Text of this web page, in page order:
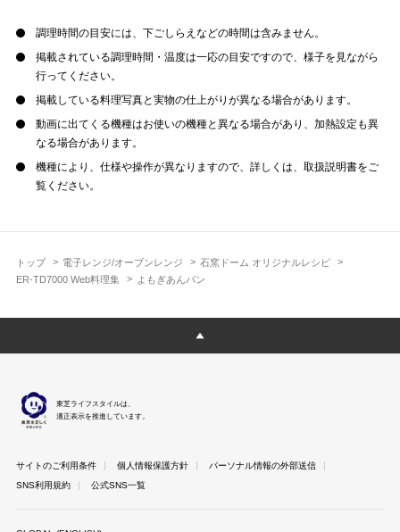
トップ 電子レンジ/オーブンレンジ
石窯ドーム オリジナルレシピ
ER-TD7000 Web料理集
よもぎあんパン
調理時間の目安には、下ごしらえなどの時間は含みません。
掲載されている調理時間・温度は一応の目安ですので、様子を見ながら
行ってください。
掲載している料理写真と実物の仕上がりが異なる場合があります。
動画に出てくる機種はお使いの機種と異なる場合があり、加熱設定も異
なる場合があります。
機種により、仕様や操作が異なりますので、詳しくは、取扱説明書をご
覧ください。
東芝ライフスタイルは、
適正表示を推進しています。
サイトのご利用条件 個人情報保護方針
パーソナル情報の外部送信
SNS利用規約
公式SNS一覧